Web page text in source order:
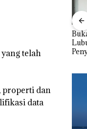
telah
properti dan
data
KSOP
Batam